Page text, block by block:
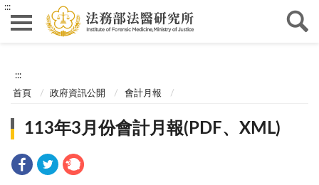
:::
:::
首頁 政府資訊公開 會計月報
113年3月份會計月報(PDF、XML)